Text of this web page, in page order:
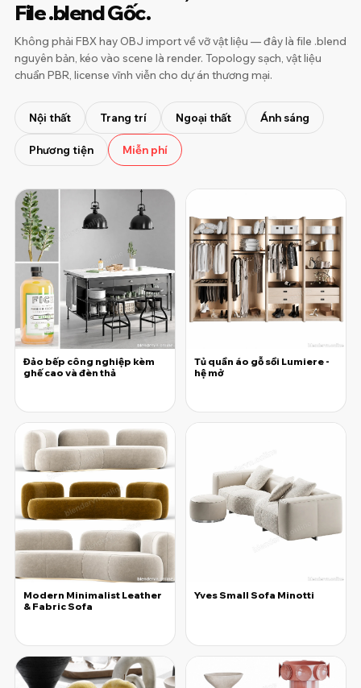
File .blend Gốc.
Không phải FBX hay OBJ import về vỡ vật liệu — đây là file .blend
nguyên bản, kéo vào scene là render. Topology sạch, vật liệu
chuẩn PBR, license vĩnh viễn cho dự án thương mại.
Nội thất Trang trí Ngoại thất Ánh sáng
Phương tiện Miễn phí
Đảo bếp công nghiệp kèm
ghế cao và đèn thả
Tủ quần áo gỗ sồi Lumiere -
hệ mở
Modern Minimalist Leather
& Fabric Sofa
Yves Small Sofa Minotti